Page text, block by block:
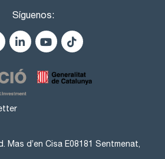
Síguenos:
Mas d’en Cisa E08181 Sentmenat,